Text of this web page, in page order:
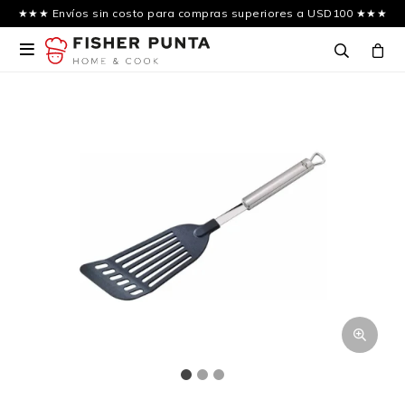
★★★ Envíos sin costo para compras superiores a USD100 ★★★
